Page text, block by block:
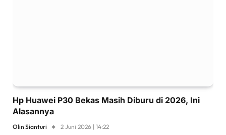
Hp Huawei P30 Bekas Masih Diburu di 2026, Ini
Alasannya
Olin Sianturi 2 Juni 2026 | 14:22